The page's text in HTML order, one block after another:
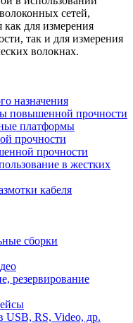
сетей,
как для измерения
так и для измерения
волокнах.
назначения
повышенной прочности
платформы
прочности
прочности
в жестких
кабеля
сборки
резервирование
USB, RS, Video, др.